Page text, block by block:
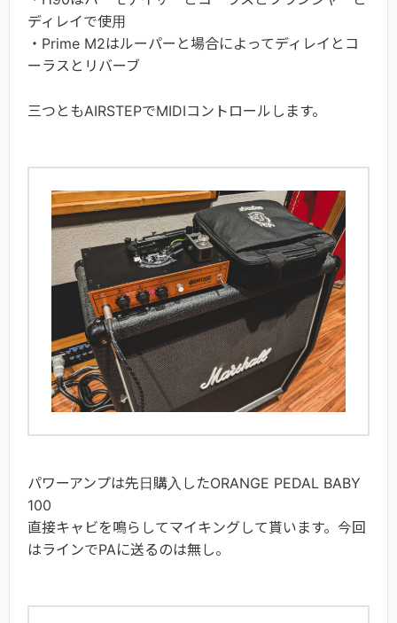
ディレイで使用
・Prime M2はルーパーと場合によってディレイとコ
ーラスとリバーブ
三つともAIRSTEPでMIDIコントロールします。
パワーアンプは先日購入したORANGE PEDAL BABY
100
直接キャビを鳴らしてマイキングして貰います。今回
はラインでPAに送るのは無し。